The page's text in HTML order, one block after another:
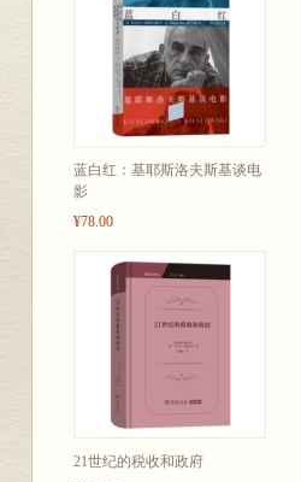
蓝白红：基耶斯洛夫斯基谈电
影
¥78.00
21世纪的税收和政府